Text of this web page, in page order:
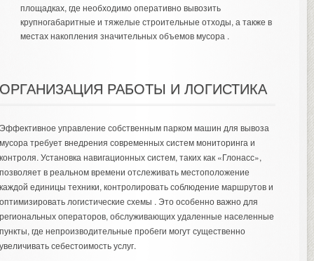
площадках, где необходимо оперативно вывозить
крупногабаритные и тяжелые строительные отходы, а также в
местах накопления значительных объемов мусора .
РАБОТЫ И ЛОГИСТИКА
управление собственным парком машин для вывоза
требует внедрения современных систем мониторинга и
Установка навигационных систем, таких как «Глонасс»,
в реальном времени отслеживать местоположение
единицы техники, контролировать соблюдение маршрутов и
логистические схемы . Это особенно важно для
операторов, обслуживающих удаленные населенные
где непроизводительные пробеги могут существенно
себестоимость услуг.